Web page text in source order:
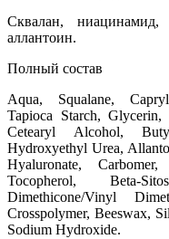
Сквалан,
аллантоин.
Полный состав
Aqua, Squalane,
Tapioca Starch, Glycerin,
Cetearyl Alcohol,
Hydroxyethyl Urea,
Hyaluronate, Carbomer,
Tocopherol, Beta-
Dimethicone/Vinyl
Crosspolymer, Beeswax,
Sodium Hydroxide.